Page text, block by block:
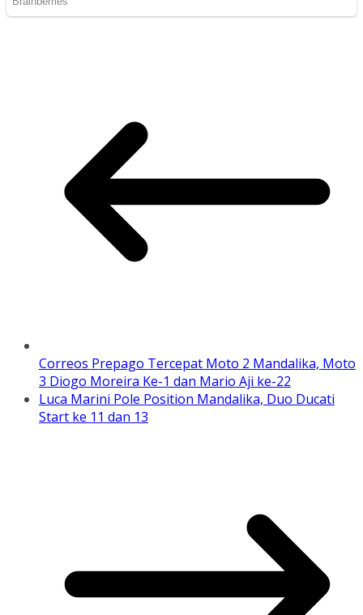
Correos Prepago Tercepat Moto 2 Mandalika, Moto
3 Diogo Moreira Ke-1 dan Mario Aji ke-22
Luca Marini Pole Position Mandalika, Duo Ducati
Start ke 11 dan 13